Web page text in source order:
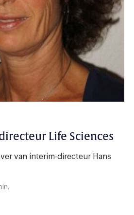
Life Sciences
van interim-directeur Hans